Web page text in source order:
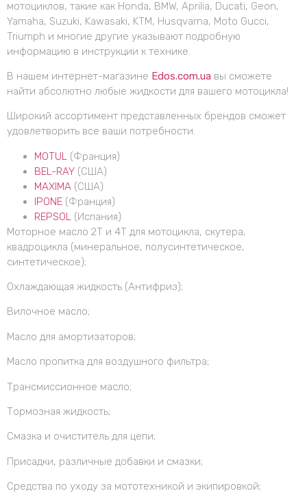
мотоциклов, такие как Honda, BMW, Aprilia, Ducati, Geon,
Yamaha, Suzuki, Kawasaki, KTM, Husqvarna, Moto Gucci,
Triumph и многие другие указывают подробную
информацию в инструкции к технике.
В нашем интернет-магазине Edos.com.ua вы сможете
найти абсолютно любые жидкости для вашего мотоцикла!
Широкий ассортимент представленных брендов сможет
удовлетворить все ваши потребности.
MOTUL (Франция)
BEL-RAY (США)
MAXIMA (США)
IPONE (Франция)
REPSOL (Испания)
Моторное масло 2Т и 4Т для мотоцикла, скутера,
квадроцикла (минеральное, полусинтетическое,
синтетическое);
Охлаждающая жидкость (Антифриз);
Вилочное масло;
Масло для амортизаторов;
Масло пропитка для воздушного фильтра;
Трансмиссионное масло;
Тормозная жидкость;
Смазка и очиститель для цепи;
Присадки, различные добавки и смазки;
Средства по уходу за мототехникой и экипировкой;